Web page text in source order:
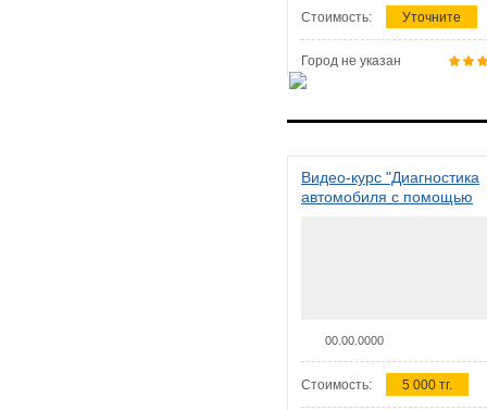
Стоимость: Уточните
Город не указан
Видео-курс "Диагностика
автомобиля с помощью
00.00.0000
Стоимость: 5 000 тг.